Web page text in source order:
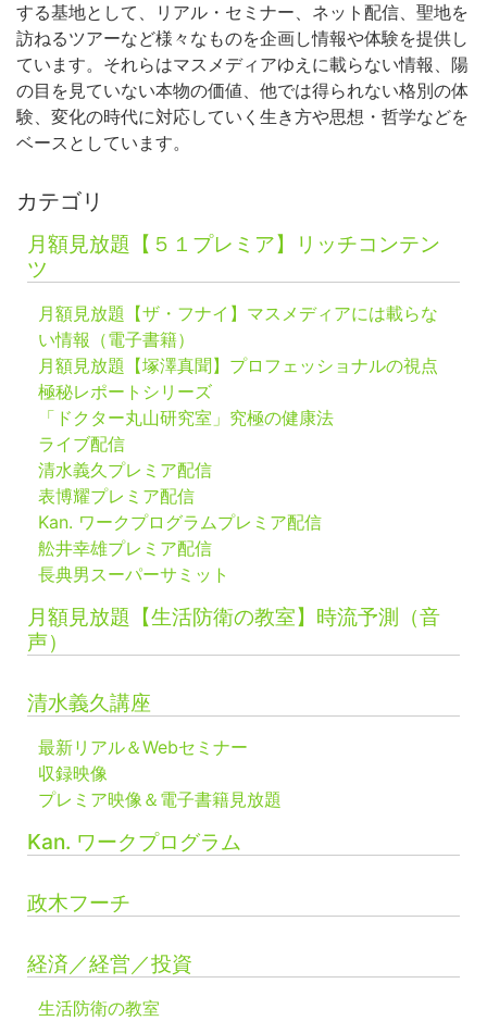
する基地として、リアル・セミナー、ネット配信、聖地を
訪ねるツアーなど様々なものを企画し情報や体験を提供し
ています。それらはマスメディアゆえに載らない情報、陽
の目を見ていない本物の価値、他では得られない格別の体
験、変化の時代に対応していく生き方や思想・哲学などを
ベースとしています。
カテゴリ
月額見放題【５１プレミア】リッチコンテン
ツ
月額見放題【ザ・フナイ】マスメディアには載らな
い情報（電子書籍）
月額見放題【塚澤真聞】プロフェッショナルの視点
極秘レポートシリーズ
「ドクター丸山研究室」究極の健康法
ライブ配信
清水義久プレミア配信
表博耀プレミア配信
Kan. ワークプログラムプレミア配信
舩井幸雄プレミア配信
長典男スーパーサミット
月額見放題【生活防衛の教室】時流予測（音
声）
清水義久講座
最新リアル＆Webセミナー
収録映像
プレミア映像＆電子書籍見放題
Kan. ワークプログラム
政木フーチ
経済／経営／投資
生活防衛の教室